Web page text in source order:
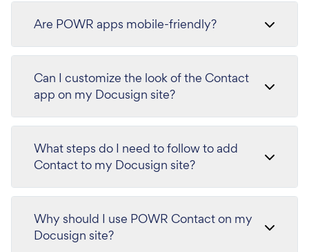
Are POWR apps mobile-friendly?
Can I customize the look of the Contact
app on my Docusign site?
What steps do I need to follow to add
Contact to my Docusign site?
Why should I use POWR Contact on my
Docusign site?